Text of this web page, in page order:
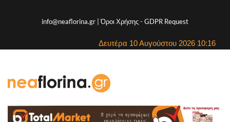
info@neaflorina.gr |Όροι Χρήσης- GDPR Request
Δευτέρα 10 Αυγούστου 2026 10:16